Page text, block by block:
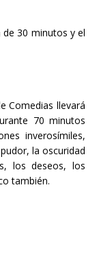
30 minutos y el
Comedias llevará
70 minutos
inverosímiles,
la oscuridad
los deseos, los
también.